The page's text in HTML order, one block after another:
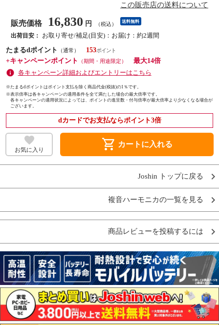
この販売店の送料について
販売価格 16,830 円 （税込） 送料無料
出荷目安：
お取り寄せ/補足(目安)：お届け：約2週間
たまるdポイント
（通常）
153
+キャンペーンポイント
（期間・用途限定）
最大14倍
各キャンペーン詳細およびエントリーはこちら
※たまるdポイントはポイント支払を除く商品代金(税抜)の1％です。
※表示倍率は各キャンペーンの適用条件を全て満たした場合の最大倍率です。
各キャンペーンの適用状況によっては、ポイントの進呈数・付与倍率が最大倍率より少なくなる場合が
ございます。
dカードでお支払ならポイント3倍
お気に入り shopping_cart カートに入れる
Joshin トップに戻る
複音ハーモニカの一覧を見る
商品レビューを投稿するには